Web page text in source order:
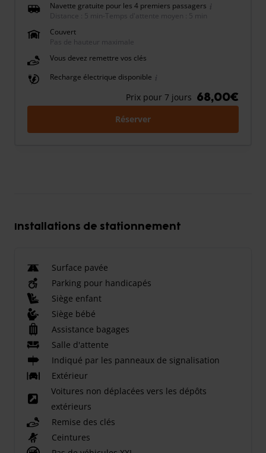
Navette gratuite pour les 4 premiers passagers
Distance : 5 min
Temps d'attente moyen : 5 min
Couvert
Pas de hauteur maximale
Vous devez remettre vos clés
Recharge électrique disponible
Prix pour 7 jours 68,00€
Réserver
Installations de stationnement
Surface pavée
Parking pour handicapés
Siège enfant
Siège bébé
Assistance bagages
Salle d'attente
Indiqué par les panneaux de signalisation
Extérieur
Voitures non déplacées vers les dépôts
extérieurs
Remise des clés
Ceintures